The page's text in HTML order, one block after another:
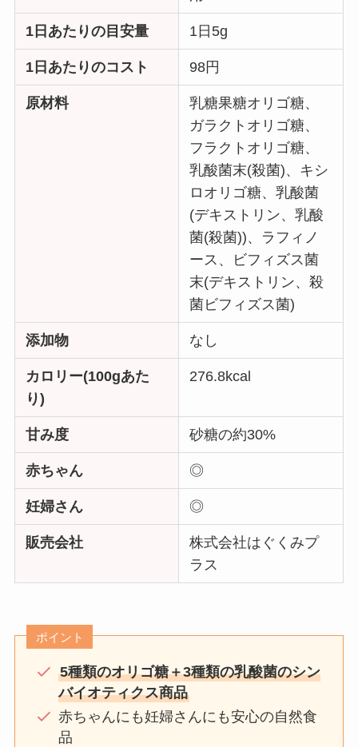
1日あたりの目安量 1日5g
1日あたりのコスト 98円
原材料
乳糖果糖オリゴ糖、
ガラクトオリゴ糖、
フラクトオリゴ糖、
乳酸菌末(殺菌)、キシ
ロオリゴ糖、乳酸菌
(デキストリン、乳酸
菌(殺菌))、ラフィノ
ース、ビフィズス菌
末(デキストリン、殺
菌ビフィズス菌)
添加物 なし
カロリー(100gあた
り)
276.8kcal
甘み度 砂糖の約30%
赤ちゃん ◎
妊婦さん ◎
販売会社
株式会社はぐくみプ
ラス
ポイント
5種類のオリゴ糖＋3種類の乳酸菌のシン
バイオティクス商品
赤ちゃんにも妊婦さんにも安心の自然食
品